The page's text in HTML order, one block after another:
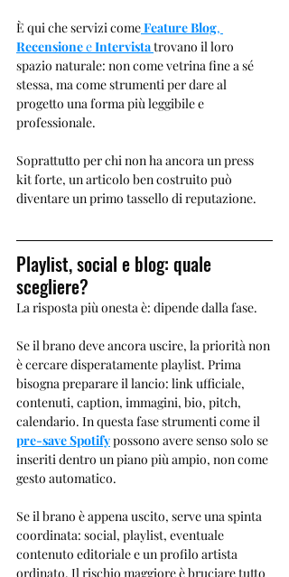
È qui che servizi comeFeature Blog,
Recensione e Intervistatrovano il loro
spazio naturale: non come vetrina fine a sé
stessa, ma come strumenti per dare al
progetto una forma più leggibile e
professionale.
Soprattutto per chi non ha ancora un press
kit forte, un articolo ben costruito può
diventare un primo tassello di reputazione.
Playlist, social e blog: quale
scegliere?
La risposta più onesta è: dipende dalla fase.
Se il brano deve ancora uscire, la priorità non
è cercare disperatamente playlist. Prima
bisogna preparare il lancio: link ufficiale,
contenuti, caption, immagini, bio, pitch,
calendario. In questa fase strumenti come il
pre-save Spotify possono avere senso solo se
inseriti dentro un piano più ampio, non come
gesto automatico.
Se il brano è appena uscito, serve una spinta
coordinata: social, playlist, eventuale
contenuto editoriale e un profilo artista
ordinato. Il rischio maggiore è bruciare tutto